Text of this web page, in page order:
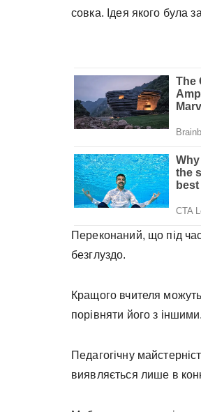
совка. Ідея якого
Переконаний, що під
безглуздо.
Кращого вчителя
порівняти його з іншими.
Педагогічну
виявляється лише в